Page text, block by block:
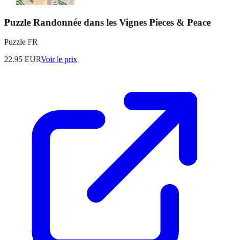
Puzzle Randonnée dans les Vignes Pieces & Peace
Puzzle FR
22.95 EURVoir le prix